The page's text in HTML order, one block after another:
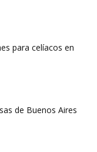
para celíacos en
de Buenos Aires